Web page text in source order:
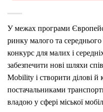
У межах програми
ринку малого та
конкурс для малих і
забезпечити нові шляхи
Mobility і створити ділові й
постачальниками
владою у сфері міської